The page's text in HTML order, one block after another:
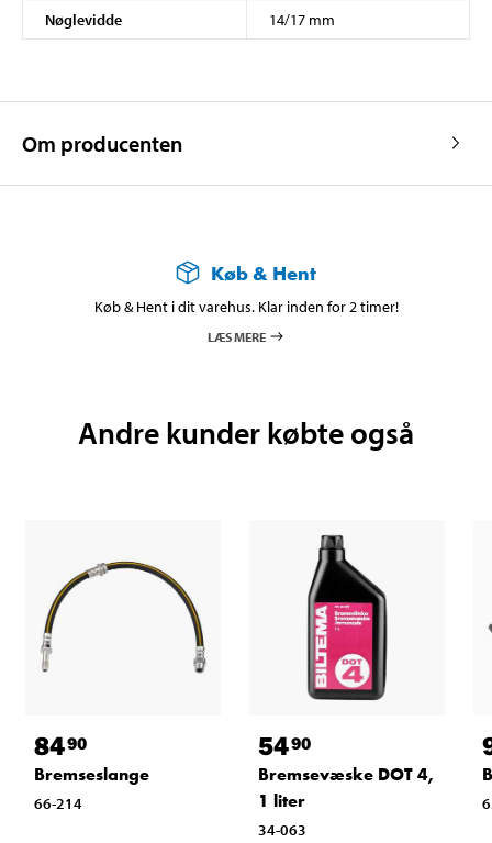
Nøglevidde 14/17 mm
Om producenten
Køb & Hent
Køb & Hent i dit varehus. Klar inden for 2 timer!
LÆS MERE
Andre kunder købte også
8490
Bremseslange
66-214
5490
Bremsevæske DOT 4,
1 liter
34-063